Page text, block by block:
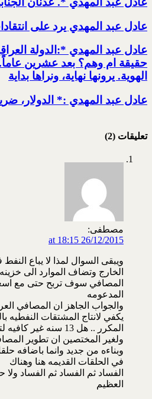
عادل عبد المهدي يرد على
عادل عبد المهدي *:الدولة
حقيقة ام وهم؟ بعد عشرين عاماً.
الهوية. يرونها نهاية، ونراها بداية
عادل عبد المهدي :* الدولار،
تعليقات (2)
مصطفى:
26/12/2015 at 18:15
ويبقى السوال لمذا لا يباع
الخارج وتضاف الموارد الى
المصافي سوف تربح حتى مع
المدعومه
والجواب الجاهز ان المصافي
يكفي لانتاج المشتقات النفطيه
المكرر .. هل 13 سنه
ولغير المختصين ان تطوير
وبناءه من جديد وانما باضافه
في الحلقات القديمه هنا وهناك
الفساد ثم الفساد ثم الفساد ولا
العظيم